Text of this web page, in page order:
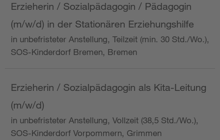
Erzieherin / Sozialpädagogin / Pädagogin
(m/w/d) in der Stationären Erziehungshilfe
in unbefristeter Anstellung, Teilzeit (min. 30 Std./Wo.),
SOS-Kinderdorf Bremen, Bremen
Erzieherin / Sozialpädagogin als Kita-Leitung
(m/w/d)
in unbefristeter Anstellung, Vollzeit (38,5 Std./Wo.),
SOS-Kinderdorf Vorpommern, Grimmen